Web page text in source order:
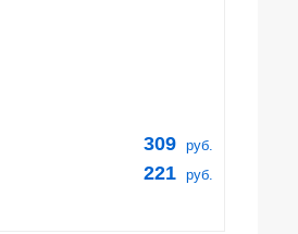
309 руб.
221 руб.